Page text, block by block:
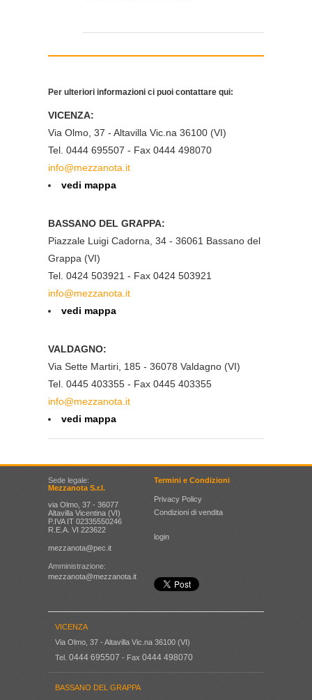
Per ulteriori informazioni ci puoi contattare qui:
VICENZA:
Via Olmo, 37 - Altavilla Vic.na 36100 (VI)
Tel. 0444 695507 - Fax 0444 498070
info@mezzanota.it
vedi mappa
BASSANO DEL GRAPPA:
Piazzale Luigi Cadorna, 34 - 36061 Bassano del
Grappa (VI)
Tel. 0424 503921 - Fax 0424 503921
info@mezzanota.it
vedi mappa
VALDAGNO:
Via Sette Martiri, 185 - 36078 Valdagno (VI)
Tel. 0445 403355 - Fax 0445 403355
info@mezzanota.it
vedi mappa
Sede legale:
Mezzanota S.r.l.
via Olmo, 37 - 36077
Altavilla Vicentina (VI)
P.IVA IT 02335550246
R.E.A. VI 223622
mezzanota@pec.it
Amministrazione:
mezzanota@mezzanota.it
Termini e Condizioni
Privacy Policy
Condizioni di vendita
login
VICENZA
Via Olmo, 37 - Altavilla Vic.na 36100 (VI)
Tel. 0444 695507 - Fax 0444 498070
BASSANO DEL GRAPPA